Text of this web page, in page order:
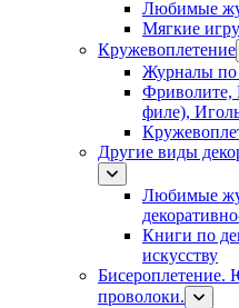
Любимые
Мягкие
Кружевоплетение
Журналы по
филе),
Другие виды
Любимые
Книги по
искусству
Бисероплетение.
проволоки.